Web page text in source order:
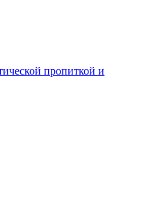
пропиткой и